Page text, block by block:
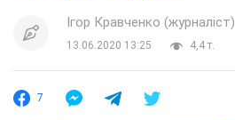
Ігор Кравченко (журналіст)
13.06.2020 13:25
4,4 т.
7